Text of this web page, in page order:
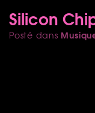
Silicon
Posté dans